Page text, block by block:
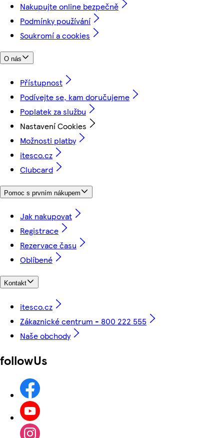
Nakupujte online bezpečně
Podmínky používání
Soukromí a cookies
O nás
Přístupnost
Podívejte se, kam doručujeme
Poplatek za službu
Nastavení Cookies
Možnosti platby
itesco.cz
Clubcard
Pomoc s prvním nákupem
Jak nakupovat
Registrace
Rezervace času
Oblíbené
Kontakt
itesco.cz
Zákaznické centrum - 800 222 555
Naše obchody
followUs